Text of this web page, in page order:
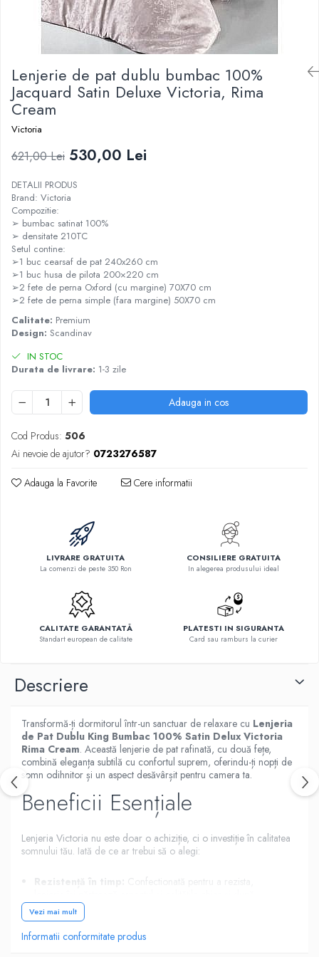
Lenjerie de pat dublu bumbac 100%
Jacquard Satin Deluxe Victoria, Rima
Cream
Victoria
621,00 Lei 530,00 Lei
DETALII PRODUS
Brand: Victoria
Compozitie:
➢ bumbac satinat 100%
➢ densitate 210TC
Setul contine:
➢1 buc cearsaf de pat 240x260 cm
➢1 buc husa de pilota 200×220 cm
➢2 fete de perna Oxford (cu margine) 70X70 cm
➢2 fete de perna simple (fara margine) 50X70 cm
Calitate: Premium
Design: Scandinav
IN STOC
Durata de livrare: 1-3 zile
Adauga in cos
Cod Produs: 506
Ai nevoie de ajutor? 0723276587
Adauga la Favorite Cere informatii
LIVRARE GRATUITA
La comenzi de peste 350 Ron
CONSILIERE GRATUITA
In alegerea produsului ideal
CALITATE GARANTATĂ
Standart european de calitate
PLATESTI IN SIGURANTA
Card sau ramburs la curier
Descriere
Transformă-ți dormitorul într-un sanctuar de relaxare cu Lenjeria
de Pat Dublu King Bumbac 100% Satin Delux Victoria
Rima Cream. Această lenjerie de pat rafinată, cu două fețe,
combină eleganța subtilă cu confortul suprem, oferindu-ți nopți de
somn odihnitor și un aspect desăvârșit pentru camera ta.
Beneficii Esențiale
Lenjeria Victoria nu este doar o achiziție, ci o investiție în calitatea
somnului tău. Iată de ce ar trebui să o alegi:
Rezistență în timp:
Confectionată pentru a rezista,
multiple spălări.
Echilibru termic ideal:
menține căldura în timpul iernii și răcoare pe timp de vară,
Vezi mai mult
Informatii conformitate produs